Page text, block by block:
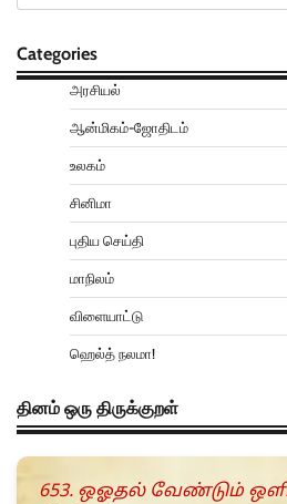
Categories
அரசியல்
ஆன்மிகம்-ஜோதிடம்
உலகம்
சினிமா
புதிய செய்தி
மாநிலம்
விளையாட்டு
ஹெல்த் நலமா!
தினம் ஒரு திருக்குறள்
653. ஒஓதல் வேண்டும்